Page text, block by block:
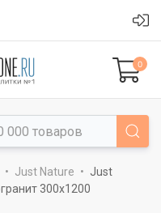
0
Just Nature
Just
300x1200